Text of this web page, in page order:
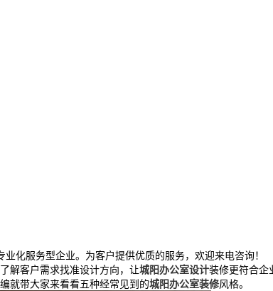
化服务型企业。为客户提供优质的服务，欢迎来电咨询！
解客户需求找准设计方向，让城阳办公室设计装修更符合企
就带大家来看看五种经常见到的城阳办公室装修风格。